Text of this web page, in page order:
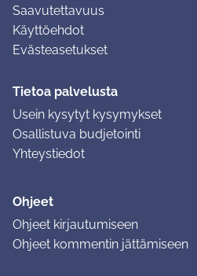
Saavutettavuus
Käyttöehdot
Evästeasetukset
Tietoa palvelusta
Usein kysytyt kysymykset
Osallistuva budjetointi
Yhteystiedot
Ohjeet
Ohjeet kirjautumiseen
Ohjeet kommentin jättämiseen